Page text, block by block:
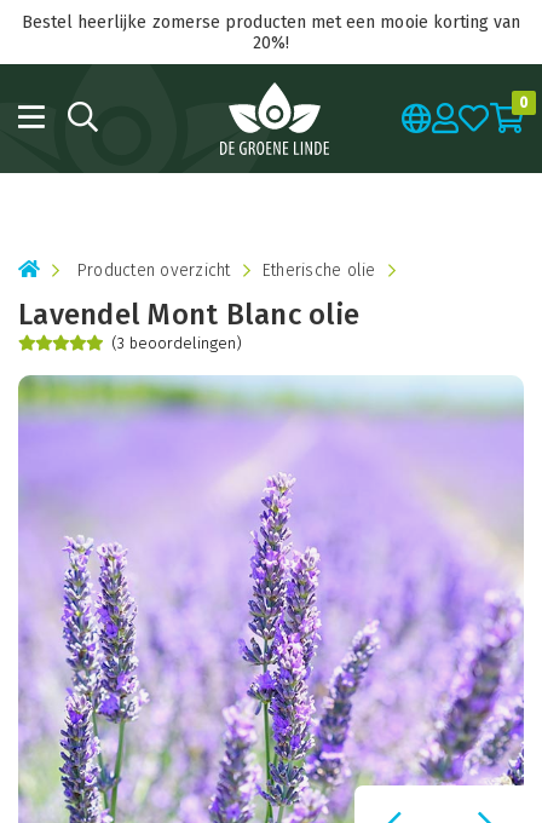
Bestel heerlijke zomerse producten met een mooie korting van
20%!
0
Producten overzicht Etherische olie
Lavendel Mont Blanc olie
(3 beoordelingen)